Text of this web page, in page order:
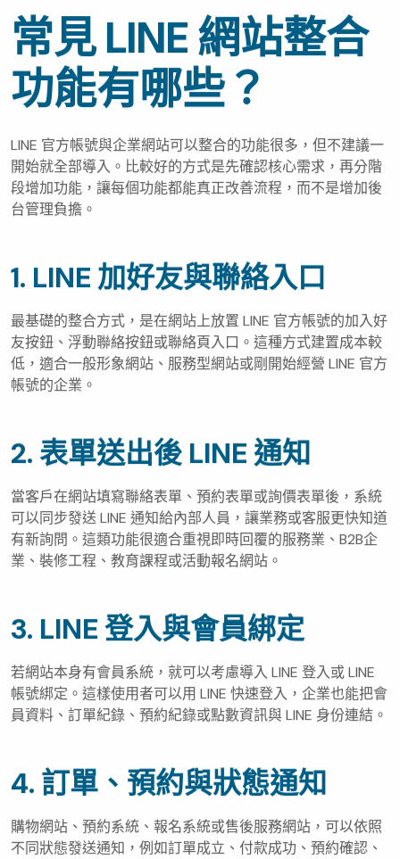
常見 LINE 網站整合
功能有哪些？
LINE 官方帳號與企業網站可以整合的功能很多，但不建議一
開始就全部導入。比較好的方式是先確認核心需求，再分階
段增加功能，讓每個功能都能真正改善流程，而不是增加後
台管理負擔。
1. LINE 加好友與聯絡入口
最基礎的整合方式，是在網站上放置 LINE 官方帳號的加入好
友按鈕、浮動聯絡按鈕或聯絡頁入口。這種方式建置成本較
低，適合一般形象網站、服務型網站或剛開始經營 LINE 官方
帳號的企業。
2. 表單送出後 LINE 通知
當客戶在網站填寫聯絡表單、預約表單或詢價表單後，系統
可以同步發送 LINE 通知給內部人員，讓業務或客服更快知道
有新詢問。這類功能很適合重視即時回覆的服務業、B2B企
業、裝修工程、教育課程或活動報名網站。
3. LINE 登入與會員綁定
若網站本身有會員系統，就可以考慮導入 LINE 登入或 LINE
帳號綁定。這樣使用者可以用 LINE 快速登入，企業也能把會
員資料、訂單紀錄、預約紀錄或點數資訊與 LINE 身份連結。
4. 訂單、預約與狀態通知
購物網站、預約系統、報名系統或售後服務網站，可以依照
不同狀態發送通知，例如訂單成立、付款成功、預約確認、